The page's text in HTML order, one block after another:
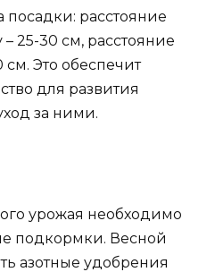
расстояние
25-30 см, расстояние
Это обеспечит
для развития
за ними.
урожая необходимо
подкормки. Весной
азотные удобрения